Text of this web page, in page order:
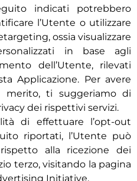
indicati potrebbero
l’Utente o utilizzare
ossia visualizzare
in base agli
dell’Utente, rilevati
Applicazione. Per avere
merito, ti suggeriamo di
dei rispettivi servizi.
di effettuare l’opt-out
riportati, l’Utente può
alla ricezione dei
terzo, visitando la pagina
Initiative.